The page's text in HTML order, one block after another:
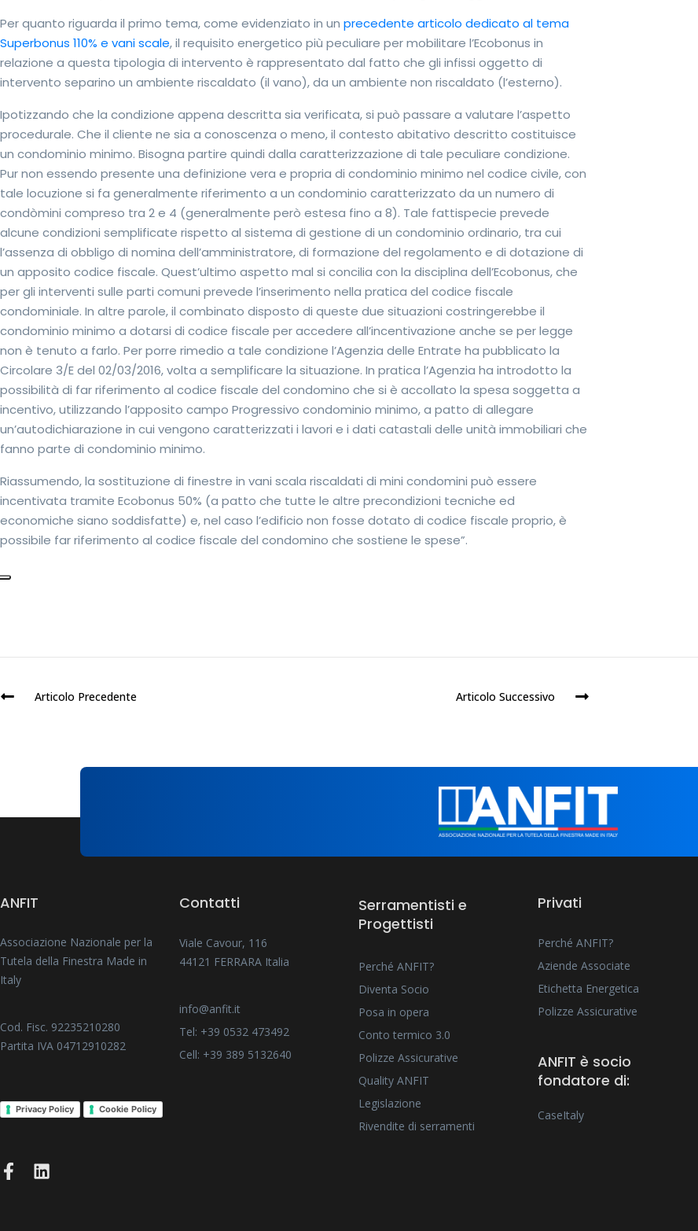
Per quanto riguarda il primo tema, come evidenziato in un precedente articolo dedicato al tema
Superbonus 110% e vani scale, il requisito energetico più peculiare per mobilitare l’Ecobonus in
relazione a questa tipologia di intervento è rappresentato dal fatto che gli infissi oggetto di
intervento separino un ambiente riscaldato (il vano), da un ambiente non riscaldato (l’esterno).
Ipotizzando che la condizione appena descritta sia verificata, si può passare a valutare l’aspetto
procedurale. Che il cliente ne sia a conoscenza o meno, il contesto abitativo descritto costituisce
un condominio minimo. Bisogna partire quindi dalla caratterizzazione di tale peculiare condizione.
Pur non essendo presente una definizione vera e propria di condominio minimo nel codice civile, con
tale locuzione si fa generalmente riferimento a un condominio caratterizzato da un numero di
condòmini compreso tra 2 e 4 (generalmente però estesa fino a 8). Tale fattispecie prevede
alcune condizioni semplificate rispetto al sistema di gestione di un condominio ordinario, tra cui
l’assenza di obbligo di nomina dell’amministratore, di formazione del regolamento e di dotazione di
un apposito codice fiscale. Quest’ultimo aspetto mal si concilia con la disciplina dell’Ecobonus, che
per gli interventi sulle parti comuni prevede l’inserimento nella pratica del codice fiscale
condominiale. In altre parole, il combinato disposto di queste due situazioni costringerebbe il
condominio minimo a dotarsi di codice fiscale per accedere all’incentivazione anche se per legge
non è tenuto a farlo. Per porre rimedio a tale condizione l’Agenzia delle Entrate ha pubblicato la
Circolare 3/E del 02/03/2016, volta a semplificare la situazione. In pratica l’Agenzia ha introdotto la
possibilità di far riferimento al codice fiscale del condomino che si è accollato la spesa soggetta a
incentivo, utilizzando l’apposito campo Progressivo condominio minimo, a patto di allegare
un’autodichiarazione in cui vengono caratterizzati i lavori e i dati catastali delle unità immobiliari che
fanno parte di condominio minimo.
Riassumendo, la sostituzione di finestre in vani scala riscaldati di mini condomini può essere
incentivata tramite Ecobonus 50% (a patto che tutte le altre precondizioni tecniche ed
economiche siano soddisfatte) e, nel caso l’edificio non fosse dotato di codice fiscale proprio, è
possibile far riferimento al codice fiscale del condomino che sostiene le spese”.
Articolo Precedente Articolo Successivo
ANFIT
Associazione Nazionale per la
Tutela della Finestra Made in
Italy
Cod. Fisc. 92235210280
Partita IVA 04712910282
Privacy Policy Cookie Policy
Contatti
Viale Cavour, 116
44121 FERRARA Italia
info@anfit.it
Tel: +39 0532 473492
Cell: +39 389 5132640
Serramentisti e
Progettisti
Perché ANFIT?
Diventa Socio
Posa in opera
Conto termico 3.0
Polizze Assicurative
Quality ANFIT
Legislazione
Rivendite di serramenti
Privati
Perché ANFIT?
Aziende Associate
Etichetta Energetica
Polizze Assicurative
ANFIT è socio
fondatore di:
CaseItaly